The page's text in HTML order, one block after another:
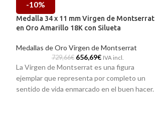
-10%
Medalla 34 x 11 mm Virgen de Montserrat
en Oro Amarillo 18K con Silueta
Medallas de Oro Virgen de Montserrat
729,66€ 656,69€ IVA incl.
La Virgen de Montserrat es una figura
ejemplar que representa por completo un
sentido de vida enmarcado en el buen hacer.